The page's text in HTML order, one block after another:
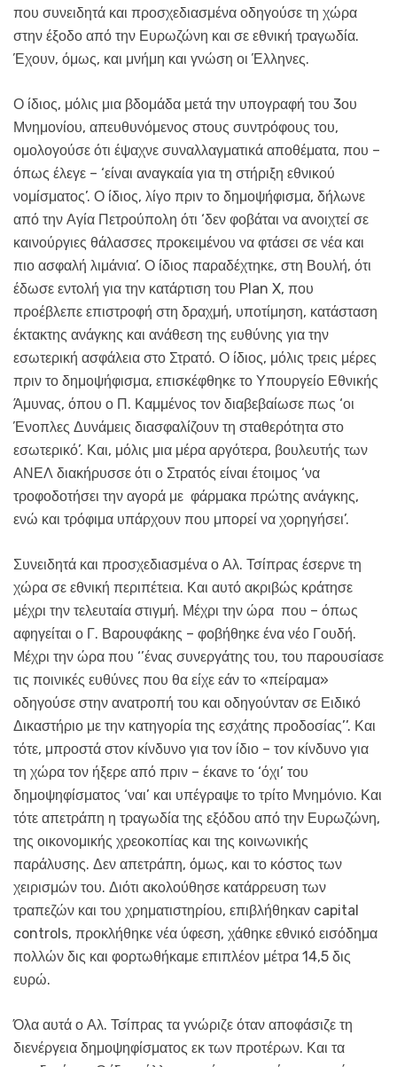
που συνειδητά και προσχεδιασμένα οδηγούσε τη χώρα
στην έξοδο από την Ευρωζώνη και σε εθνική τραγωδία.
Έχουν, όμως, και μνήμη και γνώση οι Έλληνες.
Ο ίδιος, μόλις μια βδομάδα μετά την υπογραφή του 3ου
Μνημονίου, απευθυνόμενος στους συντρόφους του,
ομολογούσε ότι έψαχνε συναλλαγματικά αποθέματα, που –
όπως έλεγε – ‘είναι αναγκαία για τη στήριξη εθνικού
νομίσματος’. Ο ίδιος, λίγο πριν το δημοψήφισμα, δήλωνε
από την Αγία Πετρούπολη ότι ‘δεν φοβάται να ανοιχτεί σε
καινούργιες θάλασσες προκειμένου να φτάσει σε νέα και
πιο ασφαλή λιμάνια’. Ο ίδιος παραδέχτηκε, στη Βουλή, ότι
έδωσε εντολή για την κατάρτιση του Plan X, που
προέβλεπε επιστροφή στη δραχμή, υποτίμηση, κατάσταση
έκτακτης ανάγκης και ανάθεση της ευθύνης για την
εσωτερική ασφάλεια στο Στρατό. Ο ίδιος, μόλις τρεις μέρες
πριν το δημοψήφισμα, επισκέφθηκε το Υπουργείο Εθνικής
Άμυνας, όπου ο Π. Καμμένος τον διαβεβαίωσε πως ‘οι
Ένοπλες Δυνάμεις διασφαλίζουν τη σταθερότητα στο
εσωτερικό’. Και, μόλις μια μέρα αργότερα, βουλευτής των
ΑΝΕΛ διακήρυσσε ότι ο Στρατός είναι έτοιμος ‘να
τροφοδοτήσει την αγορά με φάρμακα πρώτης ανάγκης,
ενώ και τρόφιμα υπάρχουν που μπορεί να χορηγήσει’.
Συνειδητά και προσχεδιασμένα ο Αλ. Τσίπρας έσερνε τη
χώρα σε εθνική περιπέτεια. Και αυτό ακριβώς κράτησε
μέχρι την τελευταία στιγμή. Μέχρι την ώρα που – όπως
αφηγείται ο Γ. Βαρουφάκης – φοβήθηκε ένα νέο Γουδή.
Μέχρι την ώρα που ‘’ένας συνεργάτης του, του παρουσίασε
τις ποινικές ευθύνες που θα είχε εάν το «πείραμα»
οδηγούσε στην ανατροπή του και οδηγούνταν σε Ειδικό
Δικαστήριο με την κατηγορία της εσχάτης προδοσίας’’. Και
τότε, μπροστά στον κίνδυνο για τον ίδιο – τον κίνδυνο για
τη χώρα τον ήξερε από πριν – έκανε το ‘όχι’ του
δημοψηφίσματος ‘ναι’ και υπέγραψε το τρίτο Μνημόνιο. Και
τότε απετράπη η τραγωδία της εξόδου από την Ευρωζώνη,
της οικονομικής χρεοκοπίας και της κοινωνικής
παράλυσης. Δεν απετράπη, όμως, και το κόστος των
χειρισμών του. Διότι ακολούθησε κατάρρευση των
τραπεζών και του χρηματιστηρίου, επιβλήθηκαν capital
controls, προκλήθηκε νέα ύφεση, χάθηκε εθνικό εισόδημα
πολλών δις και φορτωθήκαμε επιπλέον μέτρα 14,5 δις
ευρώ.
Όλα αυτά ο Αλ. Τσίπρας τα γνώριζε όταν αποφάσιζε τη
διενέργεια δημοψηφίσματος εκ των προτέρων. Και τα